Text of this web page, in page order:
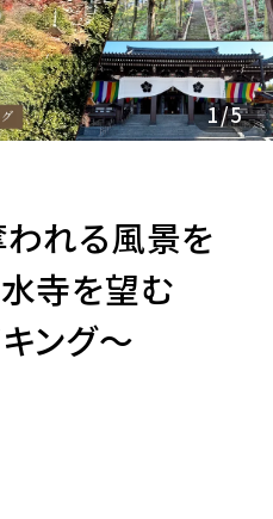
1/5
れる風景を
水寺を望む
ング～